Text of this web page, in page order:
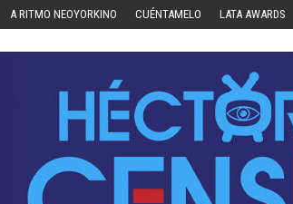
A RITMO NEOYORKINO CUÉNTAMELO LATA AWARDS